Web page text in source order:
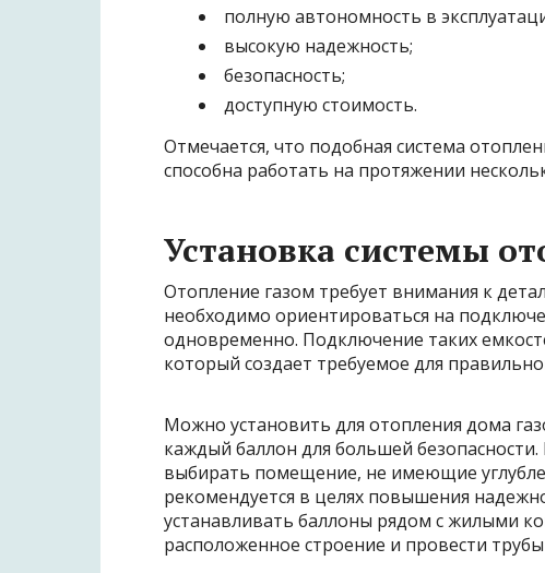
полную автономность в
высокую надежность;
безопасность;
доступную стоимость.
Отмечается, что подобная система
способна работать на протяжении
Установка системы
Отопление газом требует внимания к
необходимо ориентироваться на
одновременно. Подключение таких
который создает требуемое для
Можно установить для отопления дома
каждый баллон для большей
выбирать помещение, не имеющие
рекомендуется в целях повышения
устанавливать баллоны рядом с жилыми
расположенное строение и провести